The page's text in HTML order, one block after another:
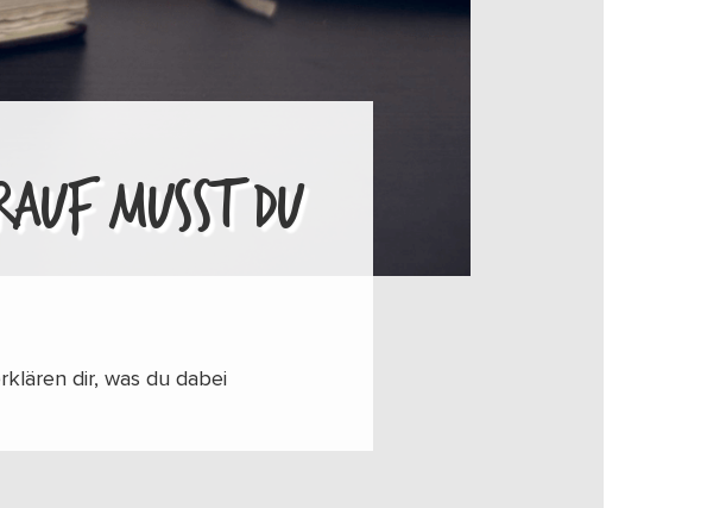
MUSST DU
dir, was du dabei